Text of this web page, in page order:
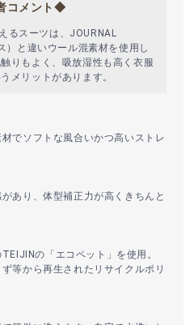
コメント◆
るスーツは、JOURNAL
）と違いウール混素材を使用し
りもよく、吸放湿性も高く衣服
メリットがあります。
でソフトな風合いかつ高いストレ
あり、体型補正力が高くきちんと
の「エコペット」を使用。
等から再生されたリサイクルポリ